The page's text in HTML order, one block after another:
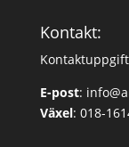
Kontakt:
E-post:
Växel: 018-